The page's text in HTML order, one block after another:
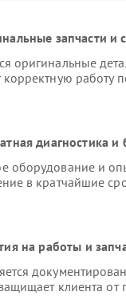
запчасти и
оригинальные
корректную работу
диагностика
оборудование и
в кратчайшие
на работы и
клиента